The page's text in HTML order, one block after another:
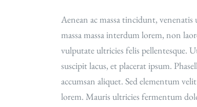
Aenean ac massa tincidunt,
massa massa interdum lorem, non
vulputate ultricies felis pellentesque.
suscipit lacus, et placerat ipsum.
accumsan aliquet. Sed elementum
lorem. Mauris ultricies fermentum